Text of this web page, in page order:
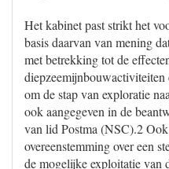
Het kabinet past strikt het
basis daarvan van mening
met betrekking tot de
om de stap van exploratie
ook aangegeven in de
van lid Postma (NSC).2
overeenstemming over een
de mogelijke exploitatie van